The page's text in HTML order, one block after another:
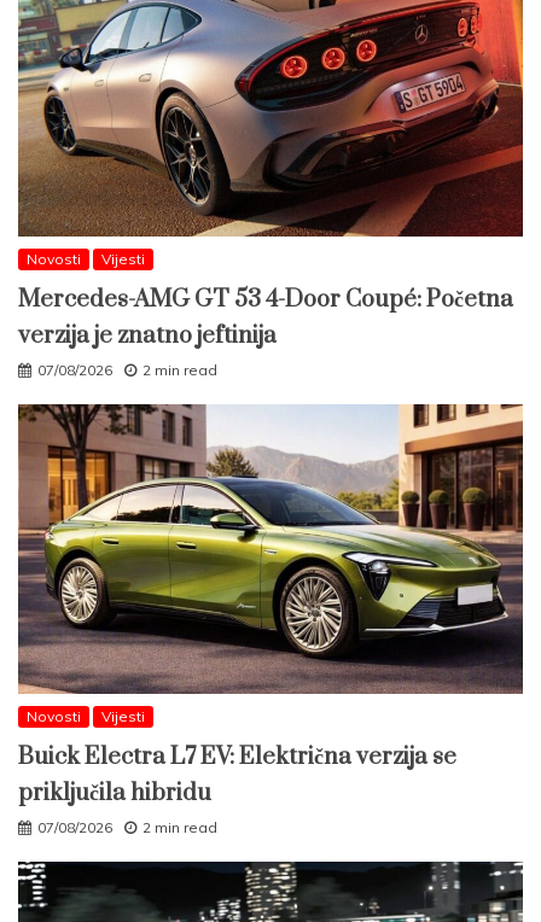
Novosti Vijesti
Mercedes-AMG GT 53 4-Door Coupé: Početna
verzija je znatno jeftinija
07/08/2026 2 min read
Novosti Vijesti
Buick Electra L7 EV: Električna verzija se
priključila hibridu
07/08/2026 2 min read